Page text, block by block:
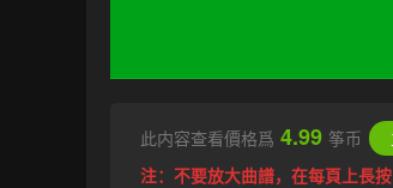
此内容查看價格爲 4.99 筝币
注：不要放大曲譜，在每頁上長按